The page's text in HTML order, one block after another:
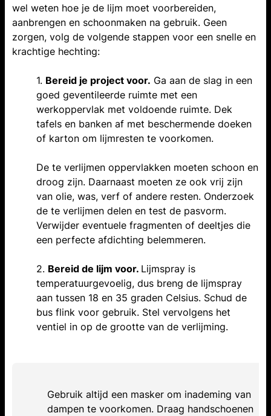
wel weten hoe je de lijm moet voorbereiden,
aanbrengen en schoonmaken na gebruik. Geen
zorgen, volg de volgende stappen voor een snelle en
krachtige hechting:
1. Bereid je project voor. Ga aan de slag in een
goed geventileerde ruimte met een
werkoppervlak met voldoende ruimte. Dek
tafels en banken af met beschermende doeken
of karton om lijmresten te voorkomen.
De te verlijmen oppervlakken moeten schoon en
droog zijn. Daarnaast moeten ze ook vrij zijn
van olie, was, verf of andere resten. Onderzoek
de te verlijmen delen en test de pasvorm.
Verwijder eventuele fragmenten of deeltjes die
een perfecte afdichting belemmeren.
2. Bereid de lijm voor. Lijmspray is
temperatuurgevoelig, dus breng de lijmspray
aan tussen 18 en 35 graden Celsius. Schud de
bus flink voor gebruik. Stel vervolgens het
ventiel in op de grootte van de verlijming.
Gebruik altijd een masker om inademing van
dampen te voorkomen. Draag handschoenen